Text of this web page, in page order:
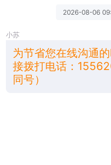
2026-08-06
小苏
为节省您在线沟通
接拨打电话：
同号）